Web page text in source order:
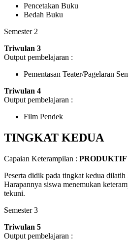
Pencetakan Buku
Bedah Buku
Semester 2
Triwulan 3
Output pembelajaran :
Pementasan Teater/Pagelaran
Triwulan 4
Output pembelajaran :
Film Pendek
TINGKAT KEDUA
Capaian Keterampilan : PRODUKTIF
Peserta didik pada tingkat kedua dilatih
Harapannya siswa menemukan
tekuni.
Semester 3
Triwulan 5
Output pembelajaran :